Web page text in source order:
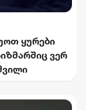
ყურები
ვერ